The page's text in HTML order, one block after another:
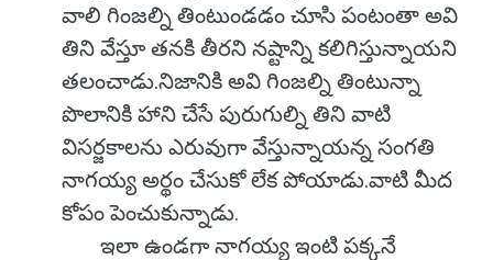
వాలి గింజల్ని తింటుండడం చూసి పంటంతా అవి
తిని వేస్తూ తనకి తీరని నష్టాన్ని కలిగిస్తున్నాయని
తలంచాడు.నిజానికి అవి గింజల్ని తింటున్నా
పొలానికి హాని చేసే పురుగుల్ని తిని వాటి
విసర్జకాలను ఎరువుగా వేస్తున్నాయన్న సంగతి
నాగయ్య అర్థం చేసుకో లేక పోయాడు.వాటి మీద
కోపం పెంచుకున్నాడు.
ఇలా ఉండగా నాగయ్య ఇంటి పక్కనే